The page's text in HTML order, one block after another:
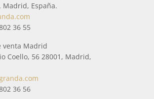
Madrid, España.
36 55
venta Madrid
Coello, 56 28001, Madrid,
36 56